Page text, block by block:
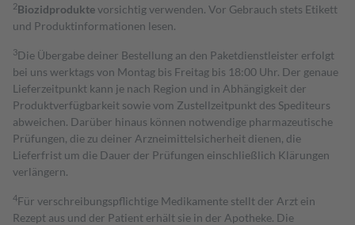
2Biozidproduktevorsichtig verwenden. Vor Gebrauch stets Etikett
und Produktinformationen lesen.
3Die Übergabe deiner Bestellung an den Paketdienstleister erfolgt
bei uns werktags von Montag bis Freitag bis 18:00 Uhr. Der genaue
Lieferzeitpunkt kann je nach Region und in Abhängigkeit der
Produktverfügbarkeit sowie vom Zustellzeitpunkt des Spediteurs
abweichen. Darüber hinaus können notwendige pharmazeutische
Prüfungen, die zu deiner Arzneimittelsicherheit dienen, die
Lieferfrist um die Dauer der Prüfungen einschließlich Klärungen
verlängern.
4Für verschreibungspflichtige Medikamente stellt der Arzt ein
Rezept aus und der Patient erhält sie in der Apotheke. Die